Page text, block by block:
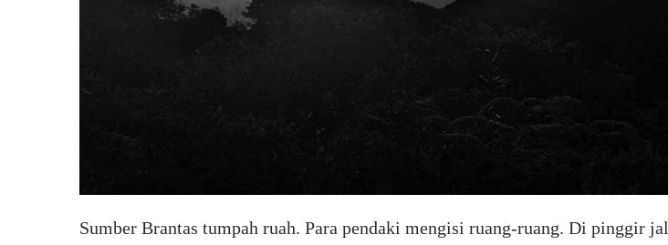
Sumber Brantas tumpah ruah. Para pendaki mengisi ruang-ruang. Di pinggir